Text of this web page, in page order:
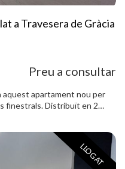
a Travesera de Gràcia
Preu a consultar
aquest apartament nou per
finestrals. Distribuït en 2
a viure. L'habitatge
tipus de serveis i
nosaltres.
LLOGAT